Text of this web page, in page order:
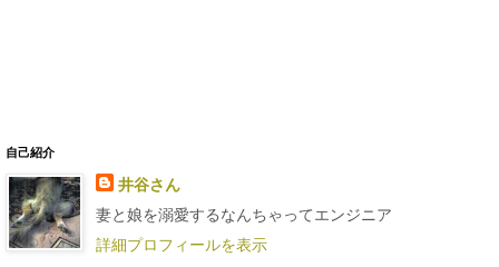
自己紹介
井谷さん
妻と娘を溺愛するなんちゃってエンジニア
詳細プロフィールを表示